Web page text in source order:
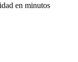
en minutos